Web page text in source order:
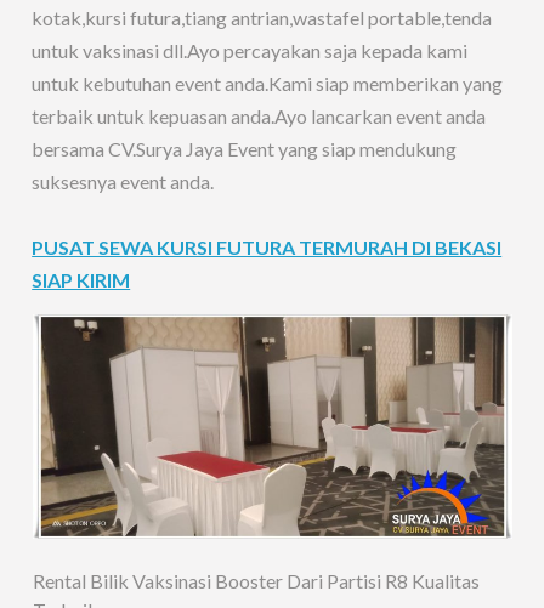
kotak,kursi futura,tiang antrian,wastafel portable,tenda
untuk vaksinasi dll.Ayo percayakan saja kepada kami
untuk kebutuhan event anda.Kami siap memberikan yang
terbaik untuk kepuasan anda.Ayo lancarkan event anda
bersama CV.Surya Jaya Event yang siap mendukung
suksesnya event anda.
PUSAT SEWA KURSI FUTURA TERMURAH DI BEKASI
SIAP KIRIM
Rental Bilik Vaksinasi Booster Dari Partisi R8 Kualitas